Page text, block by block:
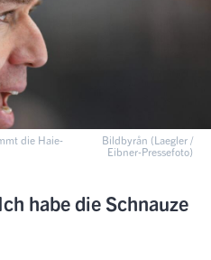
die Haie-
Bildbyrån (Laegler /
Eibner-Pressefoto)
habe die Schnauze